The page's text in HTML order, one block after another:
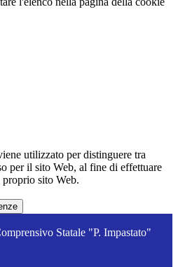
utilizzato per distinguere tra
per il sito Web, al fine di effettuare
sito Web.
Statale "P. Impastato"